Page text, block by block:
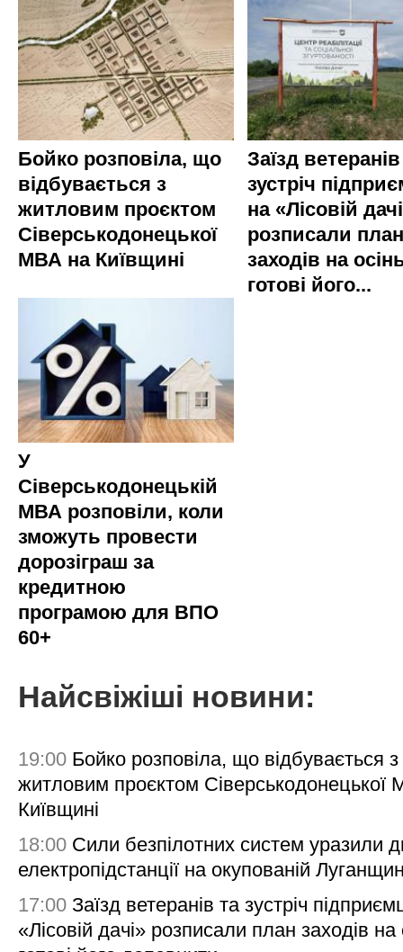
Бойко розповіла, що
відбувається з
житловим проєктом
Сіверськодонецької
МВА на Київщині
Заїзд
зустріч
на «Лісовій
розписали план
заходів на
готові його...
У
Сіверськодонецькій
МВА розповіли, коли
зможуть провести
дорозіграш за
кредитною
програмою для ВПО
60+
Найсвіжіші новини:
19:00 Бойко розповіла, що відбувається з
житловим проєктом Сіверськодонецької
Київщині
18:00 Сили безпілотних систем уразили
електропідстанції на окупованій
17:00 Заїзд ветеранів та зустріч
«Лісовій дачі» розписали план заходів на